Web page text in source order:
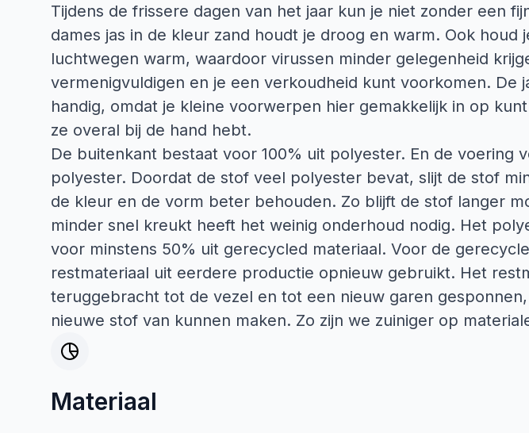
Tijdens de frissere dagen van het jaar kun je niet zonder een
dames jas in de kleur zand houdt je droog en warm. Ook houd
luchtwegen warm, waardoor virussen minder gelegenheid
vermenigvuldigen en je een verkoudheid kunt voorkomen. De
handig, omdat je kleine voorwerpen hier gemakkelijk in op
ze overal bij de hand hebt.
De buitenkant bestaat voor 100% uit polyester. En de voering
polyester. Doordat de stof veel polyester bevat, slijt de stof
de kleur en de vorm beter behouden. Zo blijft de stof langer
minder snel kreukt heeft het weinig onderhoud nodig. Het
voor minstens 50% uit gerecycled materiaal. Voor de
restmateriaal uit eerdere productie opnieuw gebruikt. Het
teruggebracht tot de vezel en tot een nieuw garen
nieuwe stof van kunnen maken. Zo zijn we zuiniger op
Materiaal